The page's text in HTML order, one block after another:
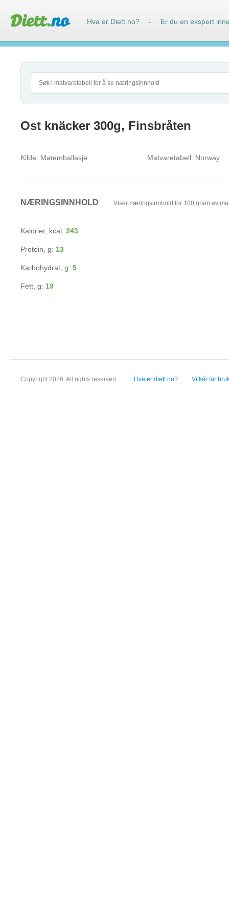
Ost knäcker 300g, Finsbråten
Kilde: Matemballasje Matvaretabell: Norway
NÆRINGSINNHOLD Viser næringsinnhold for 100 gram av
Kalorier, kcal: 243
Protein, g: 13
Karbohydrat, g: 5
Fett, g: 19
Copyright 2026. All rights reserved Hva er diett.no? Vilkår for
Hva er Diett.no? · Er du en ekspert